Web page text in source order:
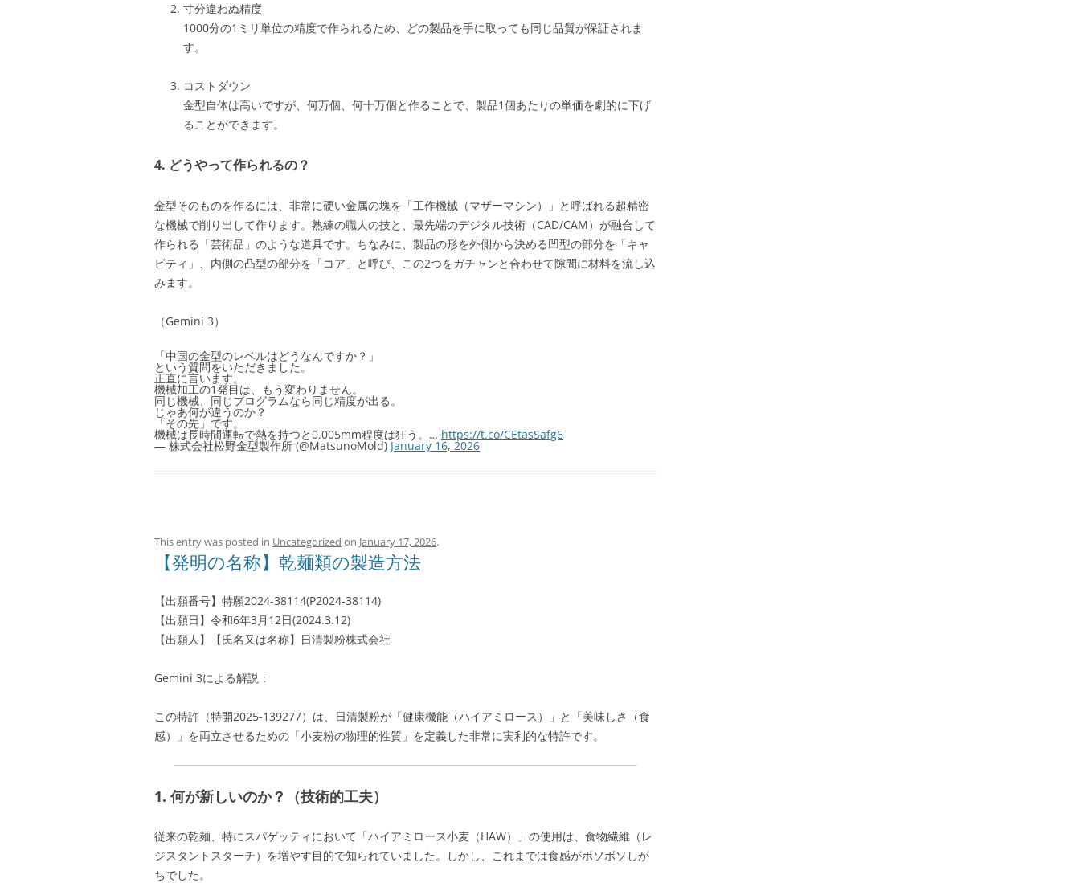
寸分違わぬ精度
1000分の1ミリ単位の精度で作られるため、どの製品を手に取っても同じ品質が保証されま
す。
コストダウン
金型自体は高いですが、何万個、何十万個と作ることで、製品1個あたりの単価を劇的に下げ
ることができます。
4. どうやって作られるの？
金型そのものを作るには、非常に硬い金属の塊を「工作機械（マザーマシン）」と呼ばれる超精密
な機械で削り出して作ります。熟練の職人の技と、最先端のデジタル技術（CAD/CAM）が融合して
作られる「芸術品」のような道具です。 ちなみに、製品の形を外側から決める凹型の部分を「キャ
ビティ」、内側の凸型の部分を「コア」と呼び、この2つをガチャンと合わせて隙間に材料を流し込
みます。
（Gemini 3）
「中国の金型のレベルはどうなんですか？」
という質問をいただきました。
正直に言います。
機械加工の1発目は、もう変わりません。
同じ機械、同じプログラムなら同じ精度が出る。
じゃあ何が違うのか？
「その先」です。
機械は長時間運転で熱を持つと0.005mm程度は狂う。… https://t.co/CEtasSafg6
— 株式会社松野金型製作所 (@MatsunoMold)January 16, 2026
This entry was posted in Uncategorized on January 17, 2026.
【発明の名称】乾麺類の製造方法
【出願番号】特願2024-38114(P2024-38114)
【出願日】令和6年3月12日(2024.3.12)
【出願人】【氏名又は名称】日清製粉株式会社
Gemini 3による解説：
この特許（特開2025-139277）は、日清製粉が「健康機能（ハイアミロース）」と「美味しさ（食
感）」を両立させるための「小麦粉の物理的性質」を定義した非常に実利的な特許です。
1. 何が新しいのか？（技術的工夫）
従来の乾麺、特にスパゲッティにおいて「ハイアミロース小麦（HAW）」の使用は、食物繊維（レ
ジスタントスターチ）を増やす目的で知られていました。しかし、これまでは食感がボソボソしが
ちでした。